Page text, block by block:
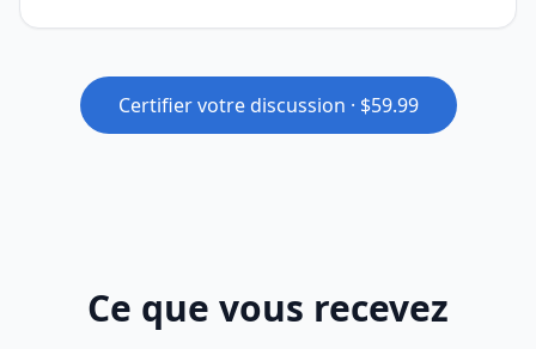
Certifier votre discussion · $59.99
Ce que vous recevez